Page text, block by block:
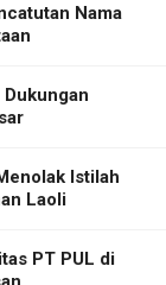
Nama
Dukungan
Istilah
Laoli
PT PUL di